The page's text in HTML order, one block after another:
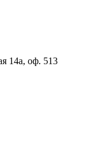
14а, оф. 513